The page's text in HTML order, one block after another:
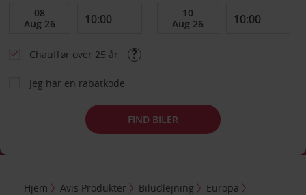
Chauffør over 25 år
Jeg har en rabatkode
FIND BILER
Hjem Avis Produkter Biludlejning
Europa